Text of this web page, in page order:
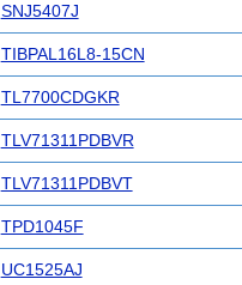
SNJ5407J
TIBPAL16L8-15CN
TL7700CDGKR
TLV71311PDBVR
TLV71311PDBVT
TPD1045F
UC1525AJ